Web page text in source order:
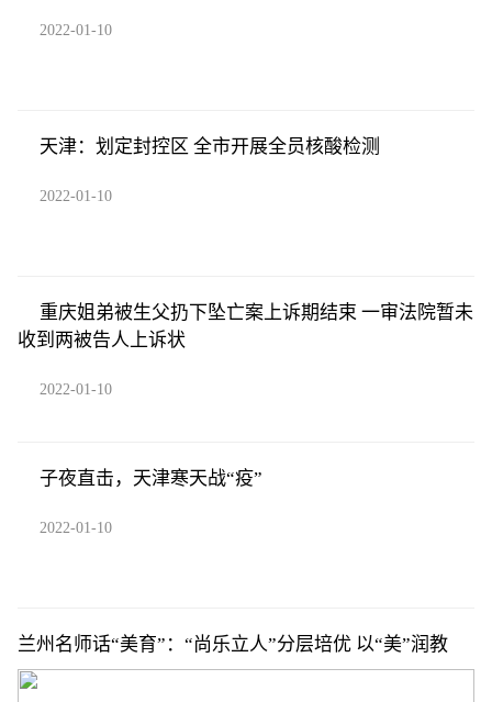
2022-01-10
天津：划定封控区 全市开展全员核酸检测
2022-01-10
重庆姐弟被生父扔下坠亡案上诉期结束 一审法院暂未
收到两被告人上诉状
2022-01-10
子夜直击，天津寒天战“疫”
2022-01-10
兰州名师话“美育”：“尚乐立人”分层培优 以“美”润教